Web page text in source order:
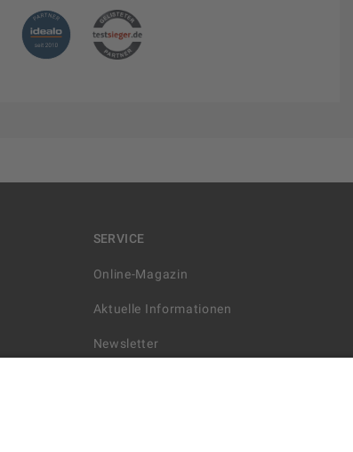
SERVICE
Online-Magazin
Aktuelle Informationen
Newsletter